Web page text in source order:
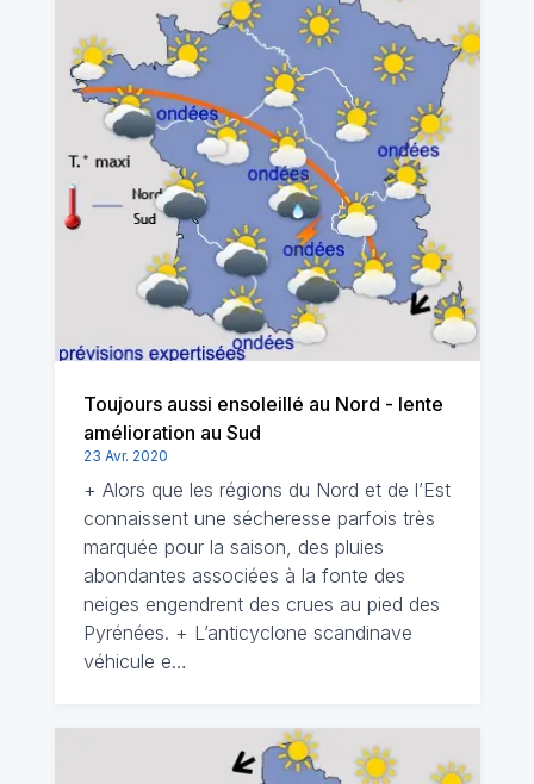
Toujours aussi ensoleillé au Nord - lente
amélioration au Sud
23 Avr. 2020
+ Alors que les régions du Nord et de l’Est
connaissent une sécheresse parfois très
marquée pour la saison, des pluies
abondantes associées à la fonte des
neiges engendrent des crues au pied des
Pyrénées. + L’anticyclone scandinave
véhicule e…